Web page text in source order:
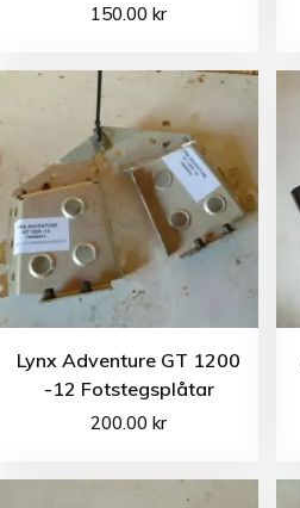
150.00kr
Lynx Adventure GT 1200
-12 Fotstegsplåtar
200.00kr